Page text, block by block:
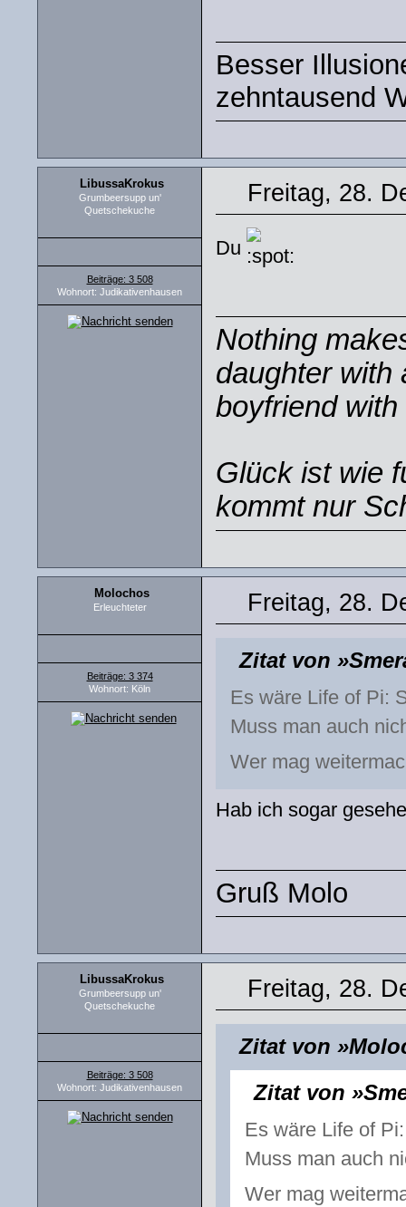
Besser
zehntausend
LibussaKrokus
Grumbeersupp un'
Quetschekuche
Beiträge: 3 508
Wohnort: Judikativenhausen
Freitag, 28.
Du
Nothing
daughter with
boyfriend
Glück ist wie
kommt nur
Molochos
Erleuchteter
Beiträge: 3 374
Wohnort: Köln
Freitag, 28.
Zitat von
Es wäre Life of Pi:
Muss man auch
Wer mag
Hab ich sogar
Gruß Molo
LibussaKrokus
Grumbeersupp un'
Quetschekuche
Beiträge: 3 508
Wohnort: Judikativenhausen
Freitag, 28.
Zitat von
Zitat von
Es wäre Life of
Muss man auch
Wer mag